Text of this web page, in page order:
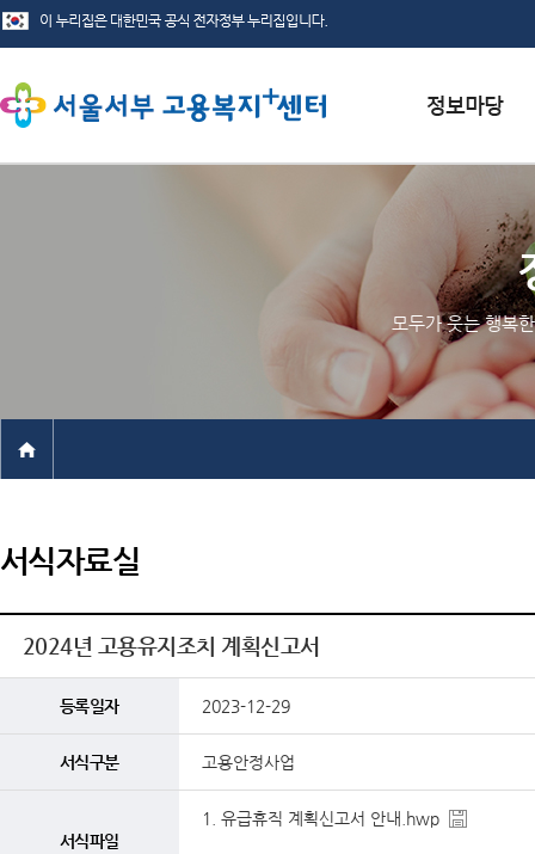
채용정보
인재정보
관련사이트
모두가 웃는 행복
서식자료실
2024년 고용유지조치 계획신고서
등록일자 2023-12-29
서식구분 고용안정사업
서식파일
1. 유급휴직 계획신고서 안내.hwp